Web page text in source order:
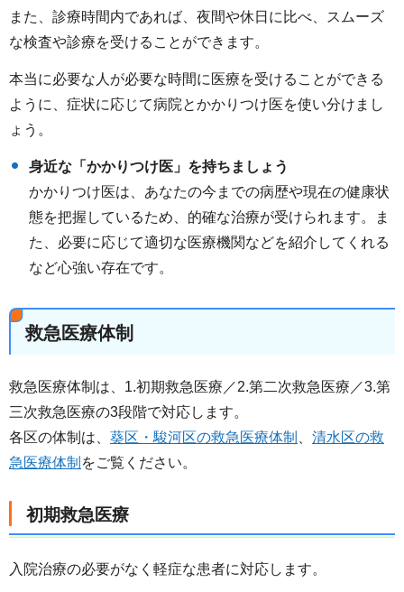
また、診療時間内であれば、夜間や休日に比べ、スムーズ
な検査や診療を受けることができます。
本当に必要な人が必要な時間に医療を受けることができる
ように、症状に応じて病院とかかりつけ医を使い分けまし
ょう。
身近な「かかりつけ医」を持ちましょう
かかりつけ医は、あなたの今までの病歴や現在の健康状
態を把握しているため、的確な治療が受けられます。ま
た、必要に応じて適切な医療機関などを紹介してくれる
など心強い存在です。
救急医療体制
救急医療体制は、1.初期救急医療／2.第二次救急医療／3.第
三次救急医療の3段階で対応します。
各区の体制は、 葵区・駿河区の救急医療体制
清水区の救
急医療体制 をご覧ください。
初期救急医療
入院治療の必要がなく軽症な患者に対応します。